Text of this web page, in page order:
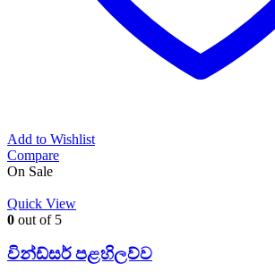
Add to Wishlist
Compare
On Sale
Quick View
0 out of 5
වින්ඩ්සර් පළහිලව්ව